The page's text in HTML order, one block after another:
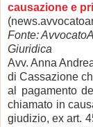
causazione e
Fonte:
Giuridica
Avv. Anna
di Cassazione
al pagamento
chiamato in
giudizio, ex art.